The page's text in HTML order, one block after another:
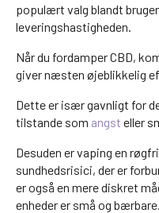
populært valg blandt
leveringshastigheden.
Når du fordamper CBD,
giver næsten øjeblikkelig
Dette er især gavnligt for
tilstande som angst eller
Desuden er vaping en
sundhedsrisici, der er
er også en mere diskret
enheder er små og bærbare.